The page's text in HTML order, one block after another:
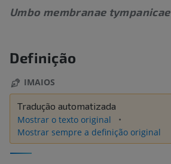
Umbo membranae tympanicae
Definição
IMAIOS
Tradução automatizada
Mostrar o texto original
Mostrar sempre a definição original